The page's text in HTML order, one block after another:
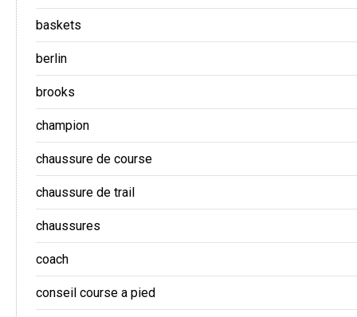
baskets
berlin
brooks
champion
chaussure de course
chaussure de trail
chaussures
coach
conseil course a pied